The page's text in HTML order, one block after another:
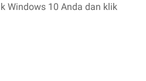
Windows 10 Anda dan klik